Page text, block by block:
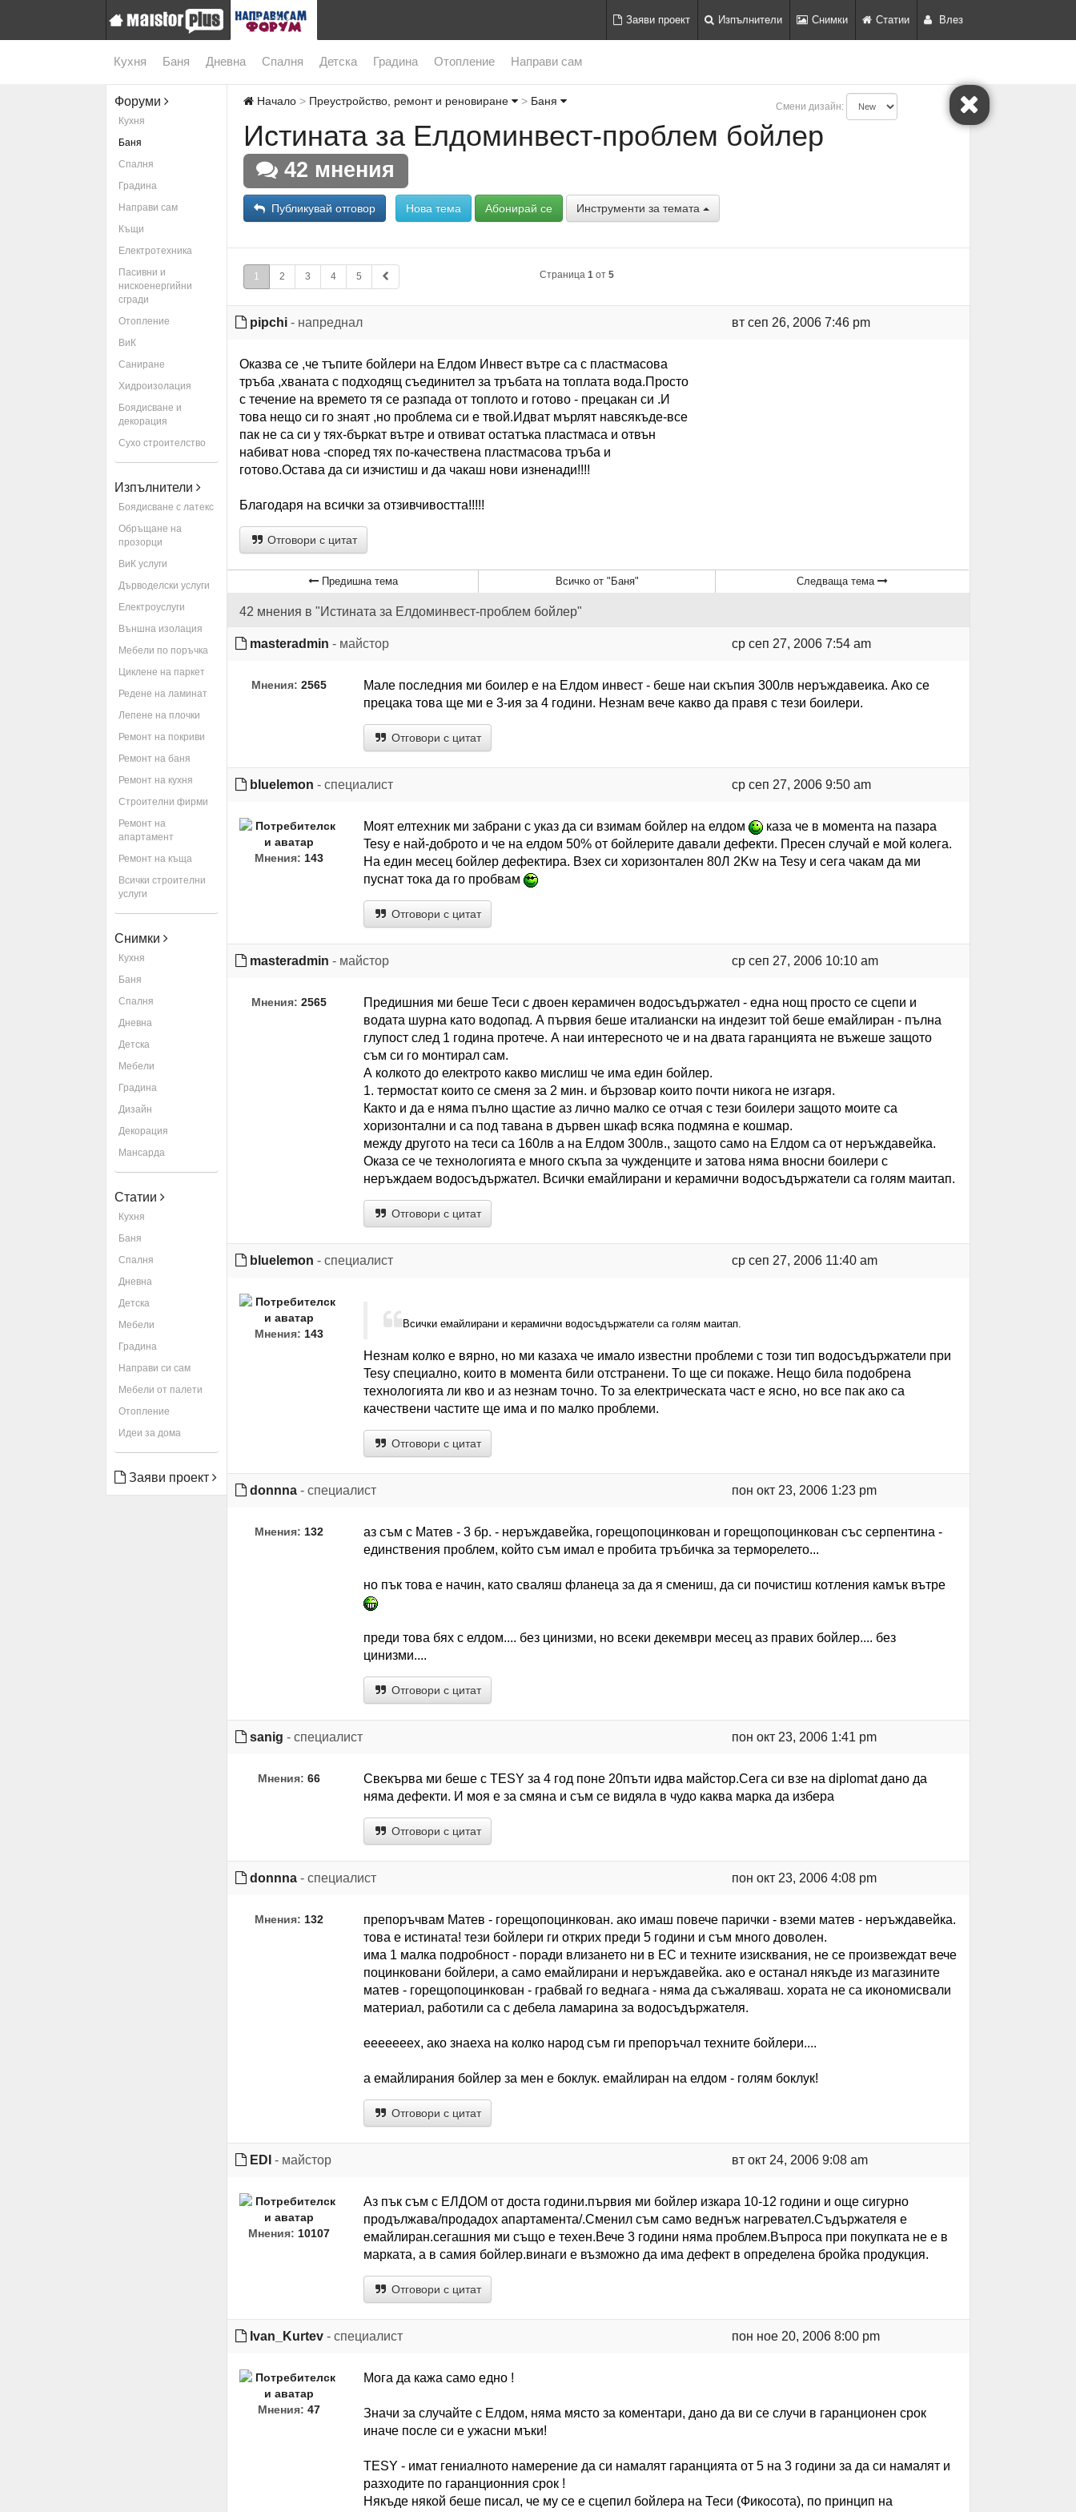
Заяви проект Изпълнители Снимки Статии Влез
Кухня Баня Дневна Спалня Детска Градина Отопление Направи сам
Форуми
Кухня
Баня
Спалня
Градина
Направи сам
Къщи
Електротехника
Пасивни и
нискоенергийни
сгради
Отопление
ВиК
Саниране
Хидроизолация
Боядисване и
декорация
Сухо строителство
Изпълнители
Боядисване с латекс
Обръщане на
прозорци
ВиК услуги
Дърводелски услуги
Електроуслуги
Външна изолация
Мебели по поръчка
Циклене на паркет
Редене на ламинат
Лепене на плочки
Ремонт на покриви
Ремонт на баня
Ремонт на кухня
Строителни фирми
Ремонт на
апартамент
Ремонт на къща
Всички строителни
услуги
Снимки
Кухня
Баня
Спалня
Дневна
Детска
Мебели
Градина
Дизайн
Декорация
Мансарда
Статии
Кухня
Баня
Спалня
Дневна
Детска
Мебели
Градина
Направи си сам
Мебели от палети
Отопление
Идеи за дома
Заяви проект
Начало Преустройство, ремонт и реновиране Баня Смени дизайн:
Истината за Елдоминвест-проблем бойлер
42 мнения
Публикувай отговор Нова тема Абонирай се Инструменти за темата
1 2 3 4 5 Страница 1от 5
pipchi - напреднал вт сеп 26, 2006 7:46 pm
Оказва се ,че тъпите бойлери на Елдом Инвест вътре са с пластмасова
тръба ,хваната с подходящ съединител за тръбата на топлата вода.Просто
с течение на времето тя се разпада от топлото и готово - прецакан си .И
това нещо си го знаят ,но проблема си е твой.Идват мърлят навсякъде-все
пак не са си у тях-бъркат вътре и отвиват остатъка пластмаса и отвън
набиват нова -според тях по-качествена пластмасова тръба и
готово.Остава да си изчистиш и да чакаш нови изненади!!!!
Благодаря на всички за отзивчивостта!!!!!
Отговори с цитат
Предишна тема Всичко от "Баня" Следваща тема
42 мнения в "Истината за Елдоминвест-проблем бойлер"
masteradmin - майстор ср сеп 27, 2006 7:54 am
Мнения: 2565
Мале последния ми боилер е на Елдом инвест - беше наи скъпия 300лв неръждавеика. Ако се
прецака това ще ми е 3-ия за 4 години. Незнам вече какво да правя с тези боилери.
Отговори с цитат
bluelemon - специалист ср сеп 27, 2006 9:50 am
Мнения: 143
Моят елтехник ми забрани с указ да си взимам бойлер на елдом
каза че в момента на пазара
Tesy е най-доброто и че на елдом 50% от бойлерите давали дефекти. Пресен случай е мой колега.
На един месец бойлер дефектира. Взех си хоризонтален 80Л 2Kw на Tesy и сега чакам да ми
пуснат тока да го пробвам
Отговори с цитат
masteradmin - майстор ср сеп 27, 2006 10:10 am
Мнения: 2565
Предишния ми беше Теси с двоен керамичен водосъдържател - една нощ просто се сцепи и
водата шурна като водопад. А първия беше италиански на индезит той беше емайлиран - пълна
глупост след 1 година протече. А наи интересното че и на двата гаранцията не въжеше защото
съм си го монтирал сам.
А колкото до електрото какво мислиш че има един бойлер.
1. термостат които се сменя за 2 мин. и бързовар които почти никога не изгаря.
Както и да е няма пълно щастие аз лично малко се отчая с тези боилери защото моите са
хоризонтални и са под тавана в дървен шкаф всяка подмяна е кошмар.
между другото на теси са 160лв а на Елдом 300лв., защото само на Елдом са от неръждавейка.
Оказа се че технологията е много скъпа за чужденците и затова няма вносни боилери с
неръждаем водосъдържател. Всички емайлирани и керамични водосъдържатели са голям маитап.
Отговори с цитат
bluelemon - специалист ср сеп 27, 2006 11:40 am
Мнения: 143
Всички емайлирани и керамични водосъдържатели са голям маитап.
Незнам колко е вярно, но ми казаха че имало известни проблеми с този тип водосъдържатели при
Tesy специално, които в момента били отстранени. То ще си покаже. Нещо била подобрена
технологията ли кво и аз незнам точно. То за електрическата част е ясно, но все пак ако са
качествени частите ще има и по малко проблеми.
Отговори с цитат
donnna - специалист пон окт 23, 2006 1:23 pm
Мнения: 132
аз съм с Матев - 3 бр. - неръждавейка, горещопоцинкован и горещопоцинкован със серпентина -
единствения проблем, който съм имал е пробита тръбичка за терморелето...
но пък това е начин, като сваляш фланеца за да я смениш, да си почистиш котления камък вътре
преди това бях с елдом.... без цинизми, но всеки декември месец аз правих бойлер.... без
цинизми....
Отговори с цитат
sanig - специалист пон окт 23, 2006 1:41 pm
Мнения: 66
Свекърва ми беше с TESY за 4 год поне 20пъти идва майстор.Сега си взе на diplomat дано да
няма дефекти. И моя е за смяна и съм се видяла в чудо каква марка да избера
Отговори с цитат
donnna - специалист пон окт 23, 2006 4:08 pm
Мнения: 132
препоръчвам Матев - горещопоцинкован. ако имаш повече парички - вземи матев - неръждавейка.
това е истината! тези бойлери ги открих преди 5 години и съм много доволен.
има 1 малка подробност - поради влизането ни в ЕС и техните изисквания, не се произвеждат вече
поцинковани бойлери, а само емайлирани и неръждавейка. ако е останал някъде из магазините
матев - горещопоцинкован - грабвай го веднага - няма да съжаляваш. хората не са икономисвали
материал, работили са с дебела ламарина за водосъдържателя.
ееееееех, ако знаеха на колко народ съм ги препоръчал техните бойлери....
а емайлирания бойлер за мен е боклук. емайлиран на елдом - голям боклук!
Отговори с цитат
EDI - майстор вт окт 24, 2006 9:08 am
Мнения: 10107
Аз пък съм с ЕЛДОМ от доста години.първия ми бойлер изкара 10-12 години и още сигурно
продължава/продадох апартамента/.Сменил съм само веднъж нагревател.Съдържателя е
емайлиран.сегашния ми също е техен.Вече 3 години няма проблем.Въпроса при покупката не е в
марката, а в самия бойлер.винаги е възможно да има дефект в определена бройка продукция.
Отговори с цитат
Ivan_Kurtev - специалист пон ное 20, 2006 8:00 pm
Мнения: 47
Мога да кажа само едно !
Значи за случайте с Елдом, няма място за коментари, дано да ви се случи в гаранционен срок
иначе после си е ужасни мъки!
TESY - имат гениалното намерение да си намалят гаранцията от 5 на 3 години за да си намалят и
разходите по гаранционния срок !
Някъде някой беше писал, че му се е сцепил бойлера на Теси (Фикосота), по принцип на